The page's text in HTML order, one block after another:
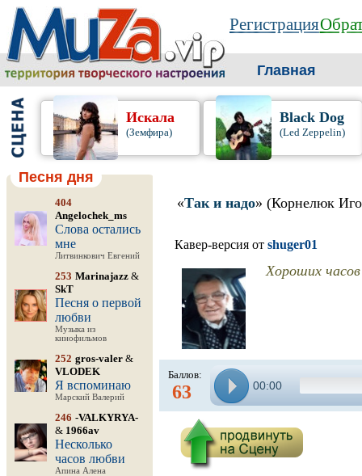
Регистрация
Главная
Искала
(Земфира)
Black Dog
(Led Zeppelin)
Песня дня
404
Angelochek_ms
Слова остались
мне
Литвинкович Евгений
253 Marinajazz &
SkT
Песня о первой
любви
Музыка из
кинофильмов
252 gros-valer &
VLODEK
Я вспоминаю
Марский Валерий
246 -VALKYRYA-
& 1966av
Несколько
часов любви
Апина Алена
«Так и надо» (Корнелюк
Кавер-версия от shuger01
Хороших
Баллов:
63 00:00